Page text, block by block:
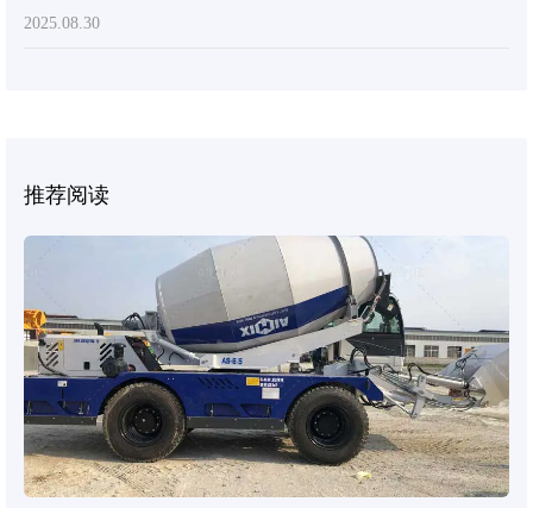
2025.08.30
推荐阅读